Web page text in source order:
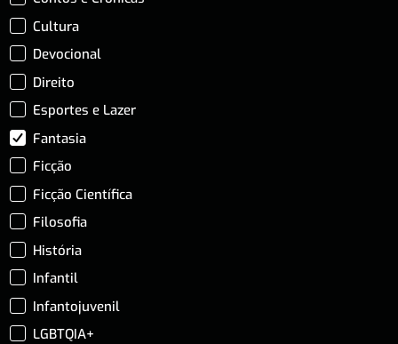
Cultura
Devocional
Direito
Esportes e Lazer
Fantasia
Ficção
Ficção Científica
Filosofia
História
Infantil
Infantojuvenil
LGBTQIA+